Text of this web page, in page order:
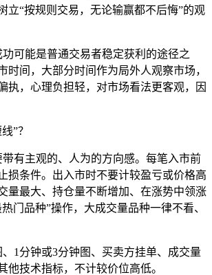
立“按规则交易，无论输赢都不后悔”的观
可能是普通交易者稳定获利的途径之
时间，大部分时间作为局外人观察市场，
执，心理负担轻，对市场看法更客观，因
”？
带有主观的、人为的方向感。每笔入市前
损条件。出入市时不要计较盈亏或价格高
量最大、持仓量不断增加、在涨势中领涨
门品种”操作，大成交量品种一律不看、
1分钟或3分钟图、买卖方挂单、成交量
他技术指标，不计较价位高低。